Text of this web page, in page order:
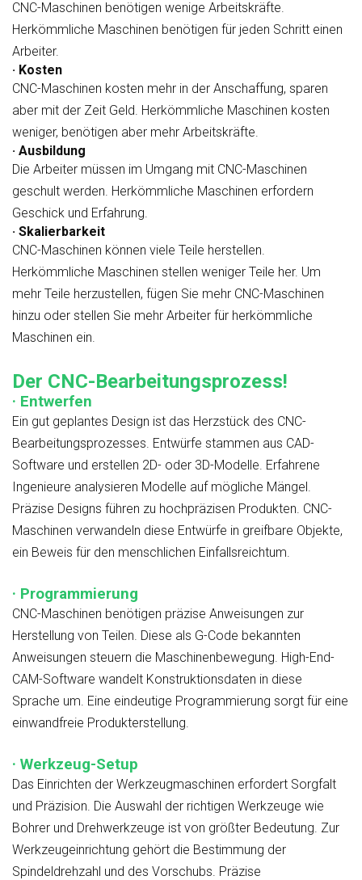
CNC-Maschinen benötigen wenige Arbeitskräfte.
Herkömmliche Maschinen benötigen für jeden Schritt einen
Arbeiter.
· Kosten
CNC-Maschinen kosten mehr in der Anschaffung, sparen
aber mit der Zeit Geld. Herkömmliche Maschinen kosten
weniger, benötigen aber mehr Arbeitskräfte.
· Ausbildung
Die Arbeiter müssen im Umgang mit CNC-Maschinen
geschult werden. Herkömmliche Maschinen erfordern
Geschick und Erfahrung.
· Skalierbarkeit
CNC-Maschinen können viele Teile herstellen.
Herkömmliche Maschinen stellen weniger Teile her. Um
mehr Teile herzustellen, fügen Sie mehr CNC-Maschinen
hinzu oder stellen Sie mehr Arbeiter für herkömmliche
Maschinen ein.
Der CNC-Bearbeitungsprozess!
· Entwerfen
Ein gut geplantes Design ist das Herzstück des CNC-
Bearbeitungsprozesses. Entwürfe stammen aus CAD-
Software und erstellen 2D- oder 3D-Modelle. Erfahrene
Ingenieure analysieren Modelle auf mögliche Mängel.
Präzise Designs führen zu hochpräzisen Produkten. CNC-
Maschinen verwandeln diese Entwürfe in greifbare Objekte,
ein Beweis für den menschlichen Einfallsreichtum.
· Programmierung
CNC-Maschinen benötigen präzise Anweisungen zur
Herstellung von Teilen. Diese als G-Code bekannten
Anweisungen steuern die Maschinenbewegung. High-End-
CAM-Software wandelt Konstruktionsdaten in diese
Sprache um. Eine eindeutige Programmierung sorgt für eine
einwandfreie Produkterstellung.
· Werkzeug-Setup
Das Einrichten der Werkzeugmaschinen erfordert Sorgfalt
und Präzision. Die Auswahl der richtigen Werkzeuge wie
Bohrer und Drehwerkzeuge ist von größter Bedeutung. Zur
Werkzeugeinrichtung gehört die Bestimmung der
Spindeldrehzahl und des Vorschubs. Präzise